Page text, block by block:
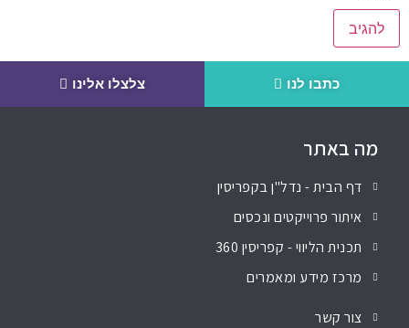
כתבו לנו צלצלו אלינו
מה באתר
דף הבית - נדל"ן בקפריסין
איתור פרוייקטים ונכסים
תכנית הליווי - קפריסין 360
מרכז מידע ומאמרים
צור קשר